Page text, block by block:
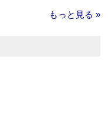
もっと見る »